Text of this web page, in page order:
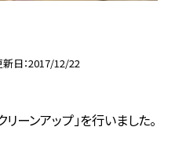
新日 2017/12/22
ーンアップ」を行いました。